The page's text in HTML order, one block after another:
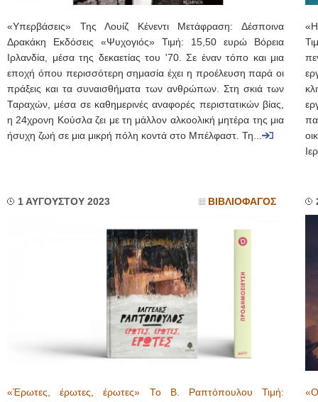
«Υπερβάσεις» Της Λουίζ Κένεντι Μετάφραση: Δέσποινα
Δρακάκη Εκδόσεις «Ψυχογιός» Τιμή: 15,50 ευρώ Βόρεια
Ιρλανδία, μέσα της δεκαετίας του '70. Σε έναν τόπο και μια
εποχή όπου περισσότερη σημασία έχει η προέλευση παρά οι
πράξεις και τα συναισθήματα των ανθρώπων. Στη σκιά των
Ταραχών, μέσα σε καθημερινές αναφορές περιστατικών βίας,
η 24χρονη Κούσλα ζει με τη μάλλον αλκοολική μητέρα της μια
ήσυχη ζωή σε μια μικρή πόλη κοντά στο Μπέλφαστ. Τη...
1 ΑΥΓΟΥΣΤΟΥ 2023 ΒΙΒΛΙΟΦΑΓΟΣ
«Έρωτες, έρωτες, έρωτες» Το Β. Ραπτόπουλου Τιμή: